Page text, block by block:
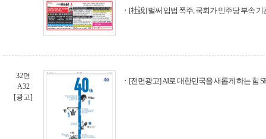
[社說] 벌써 입법 폭주, 국회가 민주당 부속 기
32면
A32
[광고]
[전면광고] AI로 대한민국을 새롭게 하는 힘